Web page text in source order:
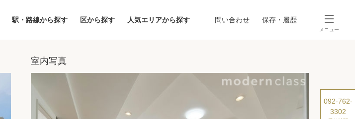
駅・路線から探す 区から探す 人気エリアから探す 問い合わせ 保存・履歴
メニュー
駅・路線から探す
室内写真
092-762-
3302